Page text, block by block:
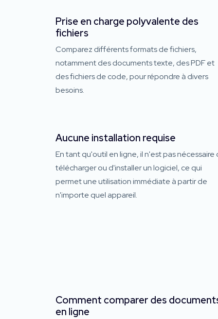
Prise en charge polyvalente des
fichiers
Comparez différents formats de fichiers,
notamment des documents texte, des PDF et
des fichiers de code, pour répondre à divers
besoins.
Aucune installation requise
En tant qu'outil en ligne, il n'est pas nécessaire
télécharger ou d'installer un logiciel, ce qui
permet une utilisation immédiate à partir de
n'importe quel appareil.
Comment comparer des
en ligne